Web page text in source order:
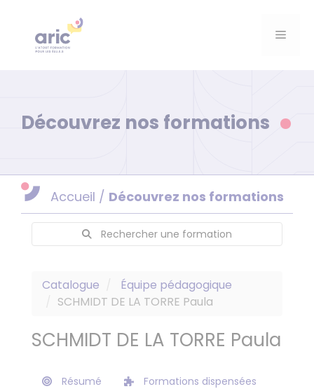
contenu
Menu
Découvrez nos formations
Accueil / Découvrez nos formations
Rechercher une formation
Catalogue
Équipe pédagogique
SCHMIDT DE LA TORRE Paula
SCHMIDT DE LA TORRE Paula
Résumé Formations dispensées